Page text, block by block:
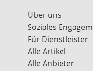
Über uns
Soziales
Für Dienstleister
Alle Artikel
Alle Anbieter